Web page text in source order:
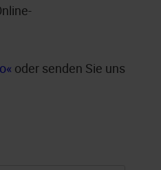
oder senden Sie uns